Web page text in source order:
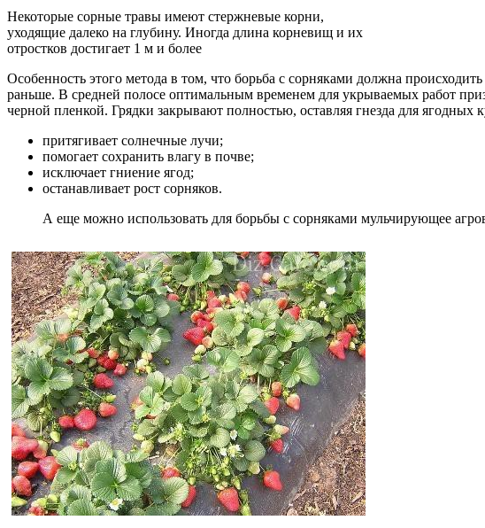
Некоторые сорные травы имеют стержневые корни,
уходящие далеко на глубину. Иногда длина корневищ и их
отростков достигает 1 м и более
Особенность этого метода в том, что борьба с сорняками должна
раньше. В средней полосе оптимальным временем для укрываемых работ
черной пленкой. Грядки закрывают полностью, оставляя гнезда для
притягивает солнечные лучи;
помогает сохранить влагу в почве;
исключает гниение ягод;
останавливает рост сорняков.
А еще можно использовать для борьбы с сорняками мульчирующее